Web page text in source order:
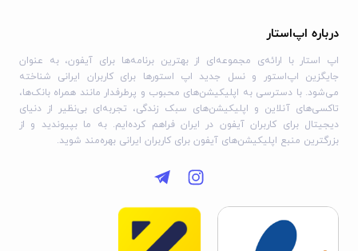
درباره اپ‌استار
اپ استار با ارائه‌ی مجموعه‌ای از بهترین برنامه‌ها برای آیفون، به عنوان
جایگزین اپ‌استور و نسل جدید اپ استورها برای کاربران ایرانی شناخته
می‌شود. با دسترسی به اپلیکیشن‌های محبوب و پرطرفدار مانند همراه بانک‌ها،
تاکسی‌های آنلاین و اپلیکیشن‌های سبک زندگی، تجربه‌ای بی‌نظیر از دنیای
دیجیتال برای کاربران آیفون در ایران فراهم کرده‌ایم. به ما بپیوندید و از
بزرگترین منبع اپلیکیشن‌های آیفون برای کاربران ایرانی بهره‌مند شوید.